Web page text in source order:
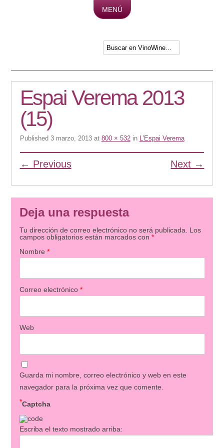
MENÚ
Espai Verema 2013
(15)
Published 3 marzo, 2013at 800 × 532in L’Espai Verema
← Previous Next →
Deja una respuesta
Tu dirección de correo electrónico no será publicada. Los
campos obligatorios están marcados con *
Nombre *
Correo electrónico *
Web
Guarda mi nombre, correo electrónico y web en este
navegador para la próxima vez que comente.
Captcha
*
Escriba el texto mostrado arriba: